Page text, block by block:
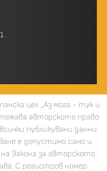
цел „Аз мога - тук и
авторското право
публикувани данни.
е допустимо само и
Закона за авторското
С регистров номер